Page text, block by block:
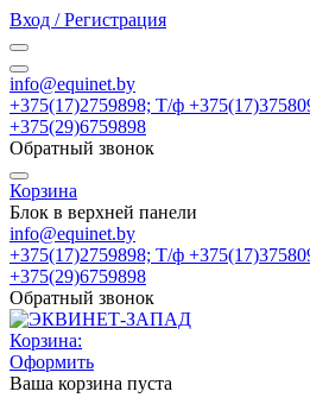
Вход / Регистрация
info@equinet.by
+375(17)2759898; Т/ф
+375(29)6759898
Обратный звонок
Корзина
Блок в верхней панели
info@equinet.by
+375(17)2759898; Т/ф
+375(29)6759898
Обратный звонок
Корзина:
Оформить
Ваша корзина пуста